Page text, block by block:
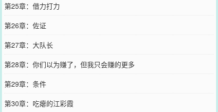
第25章：借力打力
第26章：佐证
第27章：大队长
第28章：你们以为赚了，但我只会赚的更多
第29章：条件
第30章：吃瘪的江彩霞